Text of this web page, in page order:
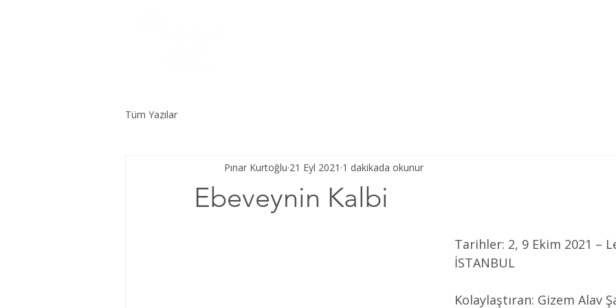
Tüm Yazılar
Ebeveynin Kalbi
Pınar Kurtoğlu 21 Eyl 2021 1 dakikada okunur
Tarihler: 2, 9 Ekim 2021 –
İSTANBUL
Kolaylaştıran: Gizem Alav